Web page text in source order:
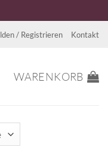
/ Registrieren Kontakt
WARENKORB